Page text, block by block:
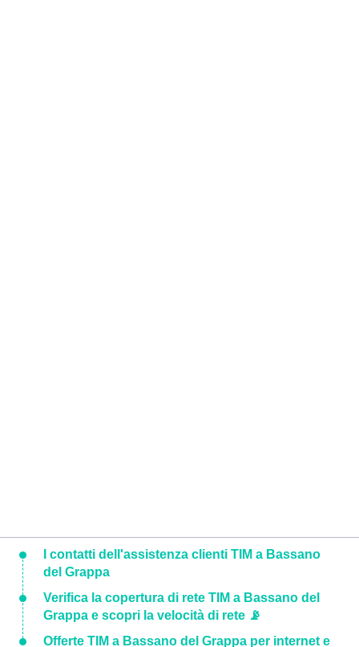
I contatti dell'assistenza clienti TIM a Bassano
del Grappa
Verifica la copertura di rete TIM a Bassano del
Grappa e scopri la velocità di rete 📡
Offerte TIM a Bassano del Grappa per internet e